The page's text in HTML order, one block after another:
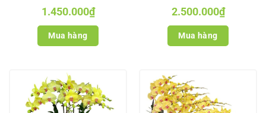
1.450.000₫
Mua hàng
2.500.000₫
Mua hàng